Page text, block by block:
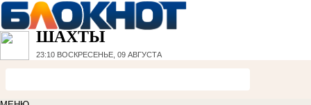
ШАХТЫ
23:10 ВОСКРЕСЕНЬЕ, 09 АВГУСТА